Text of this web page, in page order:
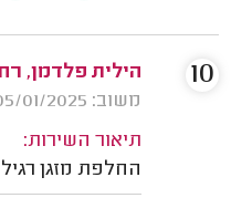
הילית פלדמן,
משוב: 05/01/2025
תיאור השירות:
החלפת מזגן
10